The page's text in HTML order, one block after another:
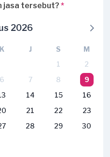
jasa tersebut? *
2026
K J S
M
1
2
6 7 8
9
14 15
16
21 22
23
28 29
30